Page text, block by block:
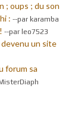
; oups ; du son
: --par karamba
--par leo7523
un site
forum sa